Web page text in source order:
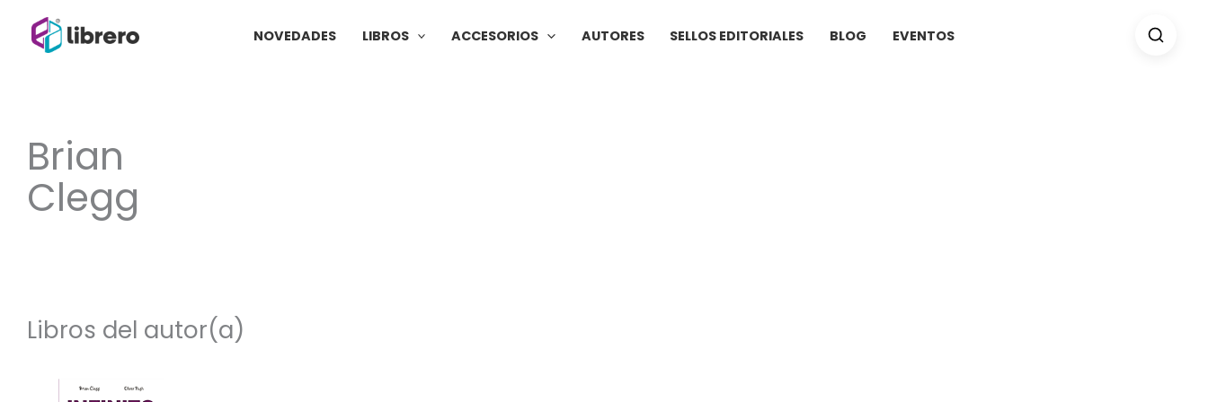
NOVEDADES LIBROS ACCESORIOS AUTORES SELLOS EDITORIALES BLOG EVENTOS
Brian
Clegg
Libros del autor(a)